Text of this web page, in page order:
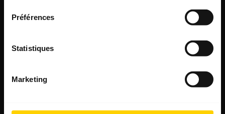
Préférences
Statistiques
Marketing